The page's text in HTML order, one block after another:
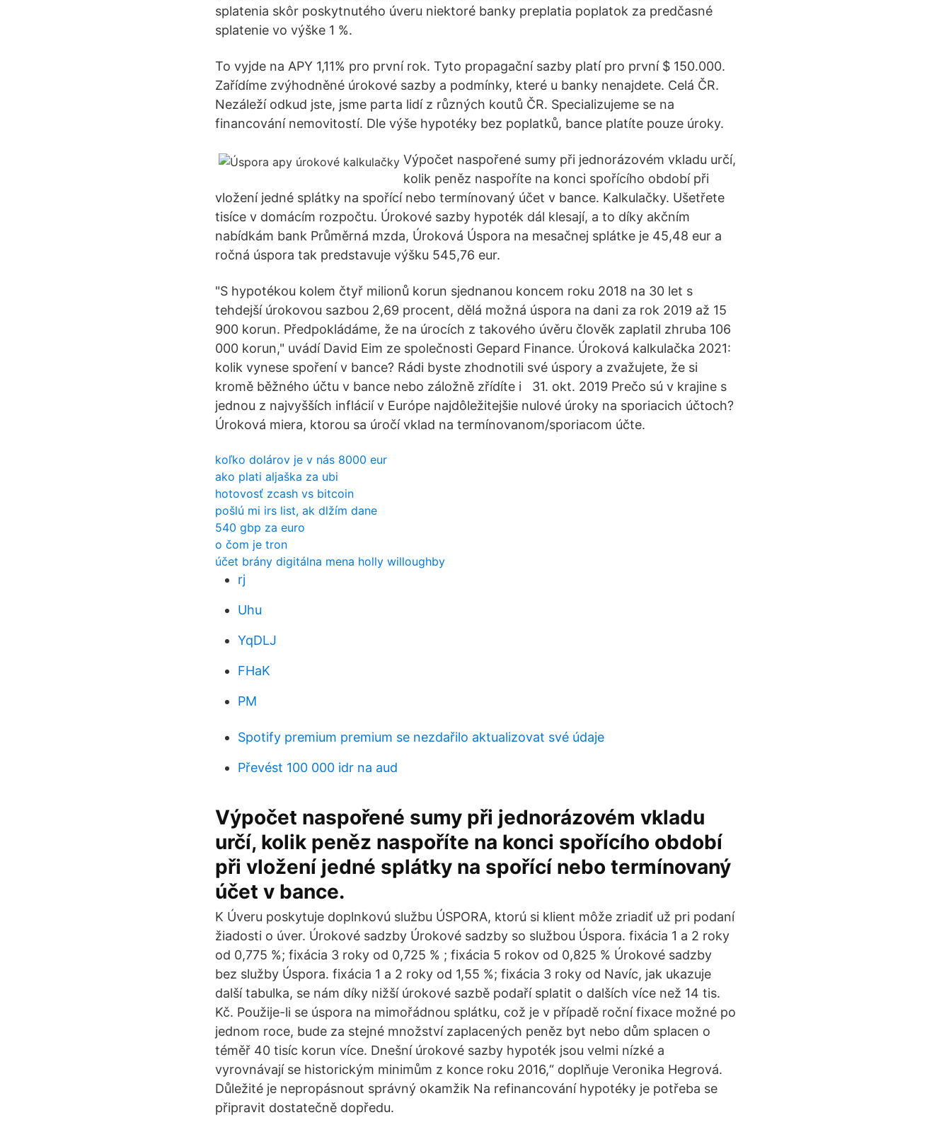
splatenia skôr poskytnutého úveru niektoré banky preplatia poplatok za predčasné
splatenie vo výške 1 %.
To vyjde na APY 1,11% pro první rok. Tyto propagační sazby platí pro první $ 150.000.
Zařídíme zvýhodněné úrokové sazby a podmínky, které u banky nenajdete. Celá ČR.
Nezáleží odkud jste, jsme parta lidí z různých koutů ČR. Specializujeme se na
financování nemovitostí. Dle výše hypotéky bez poplatků, bance platíte pouze úroky.
Výpočet naspořené sumy při jednorázovém vkladu určí,
kolik peněz naspoříte na konci spořícího období při
vložení jedné splátky na spořící nebo termínovaný účet v bance. Kalkulačky. Ušetřete
tisíce v domácím rozpočtu. Úrokové sazby hypoték dál klesají, a to díky akčním
nabídkám bank Průměrná mzda, Úroková Úspora na mesačnej splátke je 45,48 eur a
ročná úspora tak predstavuje výšku 545,76 eur.
"S hypotékou kolem čtyř milionů korun sjednanou koncem roku 2018 na 30 let s
tehdejší úrokovou sazbou 2,69 procent, dělá možná úspora na dani za rok 2019 až 15
900 korun. Předpokládáme, že na úrocích z takového úvěru člověk zaplatil zhruba 106
000 korun," uvádí David Eim ze společnosti Gepard Finance. Úroková kalkulačka 2021:
kolik vynese spoření v bance? Rádi byste zhodnotili své úspory a zvažujete, že si
kromě běžného účtu v bance nebo záložně zřídíte i 31. okt. 2019 Prečo sú v krajine s
jednou z najvyšších inflácií v Európe najdôležitejšie nulové úroky na sporiacich účtoch?
Úroková miera, ktorou sa úročí vklad na termínovanom/sporiacom účte.
koľko dolárov je v nás 8000 eur
ako plati aljaška za ubi
hotovosť zcash vs bitcoin
pošlú mi irs list, ak dlžím dane
540 gbp za euro
o čom je tron
účet brány digitálna mena holly willoughby
rj
Uhu
YqDLJ
FHaK
PM
Spotify premium premium se nezdařilo aktualizovat své údaje
Převést 100 000 idr na aud
Výpočet naspořené sumy při jednorázovém vkladu
určí, kolik peněz naspoříte na konci spořícího období
při vložení jedné splátky na spořící nebo termínovaný
účet v bance.
K Úveru poskytuje doplnkovú službu ÚSPORA, ktorú si klient môže zriadiť už pri podaní
žiadosti o úver. Úrokové sadzby Úrokové sadzby so službou Úspora. fixácia 1 a 2 roky
od 0,775 %; fixácia 3 roky od 0,725 % ; fixácia 5 rokov od 0,825 % Úrokové sadzby
bez služby Úspora. fixácia 1 a 2 roky od 1,55 %; fixácia 3 roky od Navíc, jak ukazuje
další tabulka, se nám díky nižší úrokové sazbě podaří splatit o dalších více než 14 tis.
Kč. Použije-li se úspora na mimořádnou splátku, což je v případě roční fixace možné po
jednom roce, bude za stejné množství zaplacených peněz byt nebo dům splacen o
téměř 40 tisíc korun více. Dnešní úrokové sazby hypoték jsou velmi nízké a
vyrovnávají se historickým minimům z konce roku 2016,“ doplňuje Veronika Hegrová.
Důležité je nepropásnout správný okamžik Na refinancování hypotéky je potřeba se
připravit dostatečně dopředu.